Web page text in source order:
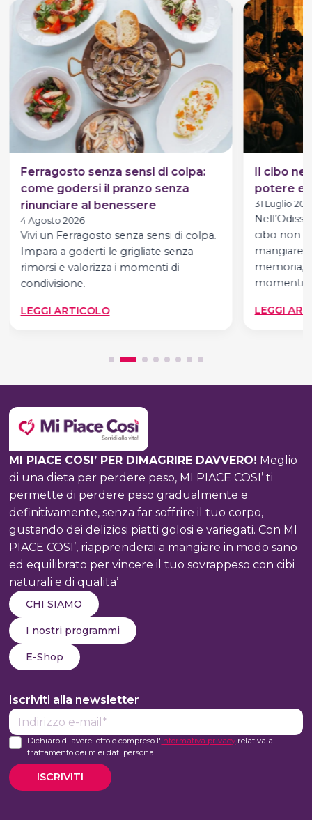
Ferragosto senza sensi di colpa:
come godersi il pranzo senza
rinunciare al benessere
4 Agosto 2026
Vivi un Ferragosto senza sensi di colpa.
Impara a goderti le grigliate senza
rimorsi e valorizza i momenti di
condivisione.
LEGGI ARTICOLO:
SENSI
COME
GODERSI
IL
PRANZO
SENZA
RINUNCIARE
AL
BENESSERE
Il cibo
potere e
31 Luglio
cibo non è
mangiare.
memoria,
momenti,…
LEGGI
MI PIACE COSI’ PER DIMAGRIRE DAVVERO! Meglio
di una dieta per perdere peso, MI PIACE COSI’ ti
permette di perdere peso gradualmente e
definitivamente, senza far soffrire il tuo corpo,
gustando dei deliziosi piatti golosi e variegati. Con MI
PIACE COSI’, riapprenderai a mangiare in modo sano
ed equilibrato per vincere il tuo sovrappeso con cibi
naturali e di qualita’
CHI SIAMO
I nostri programmi
E-Shop
Iscriviti alla newsletter
E-
mail*Dichiaro di avere letto e compreso l'informativa privacy relativa al
trattamento dei miei dati personali.
ISCRIVITI